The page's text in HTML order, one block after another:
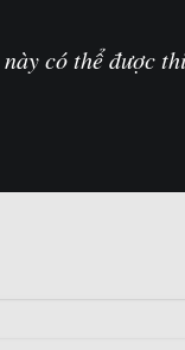
có thể được